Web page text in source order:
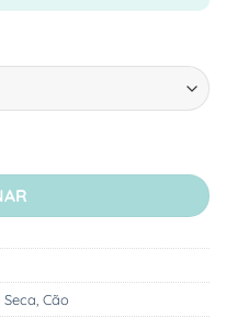
- Ração Seca Frango
, Cão